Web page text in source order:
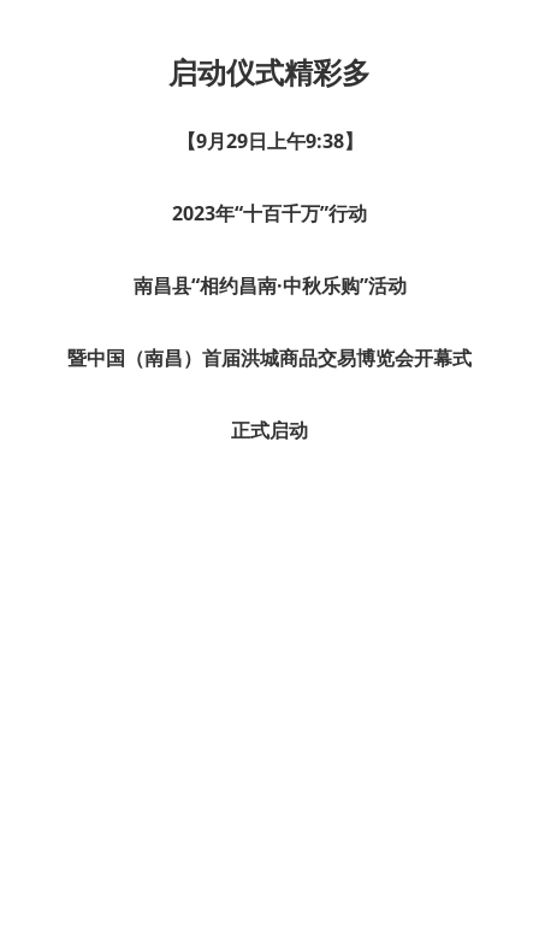
启动仪式精彩多
【9月29日上午9:38】
2023年“十百千万”行动
南昌县“相约昌南·中秋乐购”活动
暨中国（南昌）首届洪城商品交易博览会开幕式
正式启动